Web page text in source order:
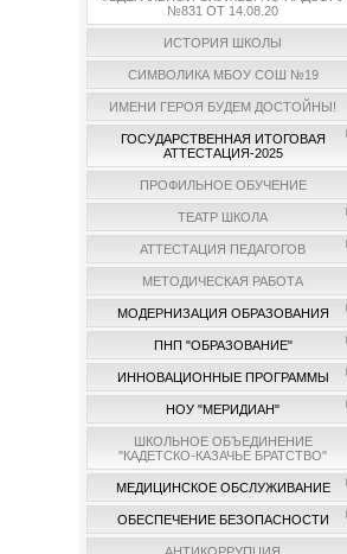
№831 ОТ 14.08.20
ИСТОРИЯ ШКОЛЫ
СИМВОЛИКА МБОУ СОШ №19
ИМЕНИ ГЕРОЯ БУДЕМ ДОСТОЙНЫ!
ГОСУДАРСТВЕННАЯ ИТОГОВАЯ
АТТЕСТАЦИЯ-2025
ПРОФИЛЬНОЕ ОБУЧЕНИЕ
ТЕАТР ШКОЛА
АТТЕСТАЦИЯ ПЕДАГОГОВ
МЕТОДИЧЕСКАЯ РАБОТА
МОДЕРНИЗАЦИЯ ОБРАЗОВАНИЯ
ПНП "ОБРАЗОВАНИЕ"
ИННОВАЦИОННЫЕ ПРОГРАММЫ
НОУ "МЕРИДИАН"
ШКОЛЬНОЕ ОБЪЕДИНЕНИЕ
"КАДЕТСКО-КАЗАЧЬЕ БРАТСТВО"
МЕДИЦИНСКОЕ ОБСЛУЖИВАНИЕ
ОБЕСПЕЧЕНИЕ БЕЗОПАСНОСТИ